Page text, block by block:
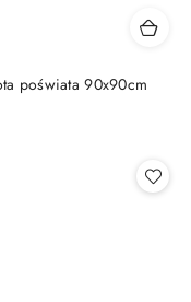
poświata 90x90cm